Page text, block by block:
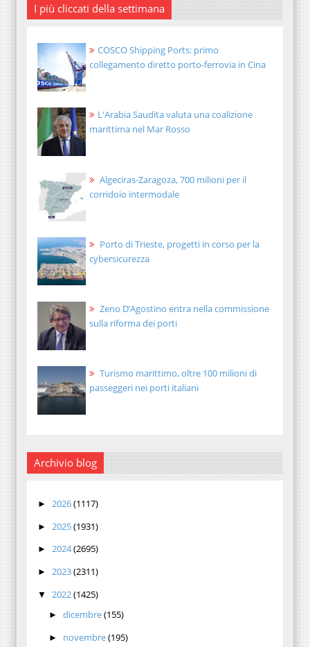
I più cliccati della settimana
COSCO Shipping Ports: primo
collegamento diretto porto-ferrovia in Cina
L'Arabia Saudita valuta una coalizione
marittima nel Mar Rosso
Algeciras-Zaragoza, 700 milioni per il
corridoio intermodale
Porto di Trieste, progetti in corso per la
cybersicurezza
Zeno D’Agostino entra nella commissione
sulla riforma dei porti
Turismo marittimo, oltre 100 milioni di
passeggeri nei porti italiani
Archivio blog
► 2026(1117)
► 2025(1931)
► 2024(2695)
► 2023(2311)
▼ 2022(1425)
► dicembre(155)
► novembre(195)